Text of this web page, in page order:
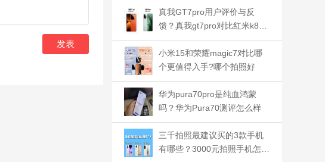
发表
真我GT7pro用户评价与反
馈？真我gt7pro对比红米k80p
ro对比哪个好
小米15和荣耀magic7对比哪
个更值得入手?哪个拍照好
华为pura70pro是纯血鸿蒙
吗？华为Pura70测评怎么样
三千拍照最建议买的3款手机
有哪些？3000元拍照手机怎么